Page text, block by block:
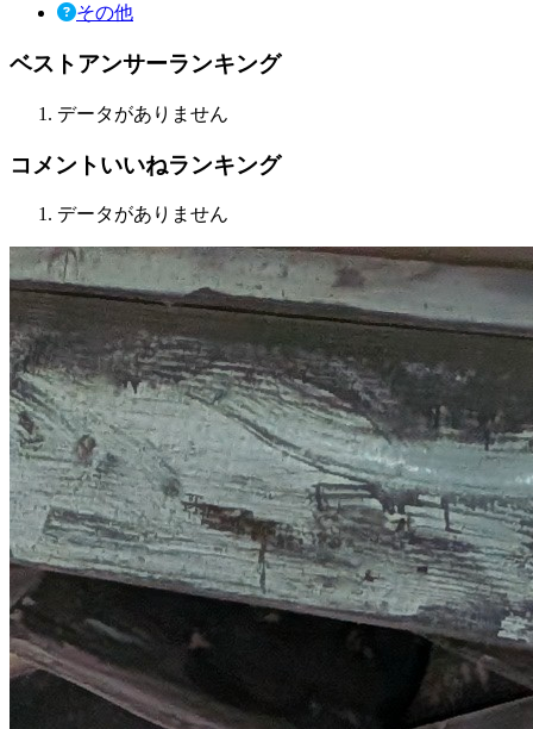
その他
ベストアンサーランキング
データがありません
コメントいいねランキング
データがありません